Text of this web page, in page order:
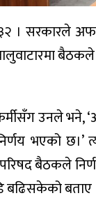
। सरकारले
बैठकले
उनले भने,
निर्णय भएको
बैठकले
बढिसकेको बताए